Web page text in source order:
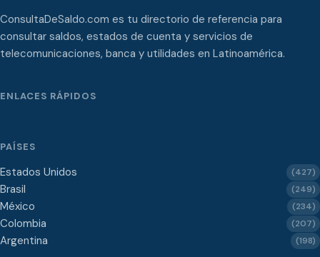
ConsultaDeSaldo.com es tu directorio de referencia para
consultar saldos, estados de cuenta y servicios de
telecomunicaciones, banca y utilidades en Latinoamérica.
ENLACES RÁPIDOS
PAÍSES
Estados Unidos (427)
Brasil (249)
México (234)
Colombia (207)
Argentina (198)